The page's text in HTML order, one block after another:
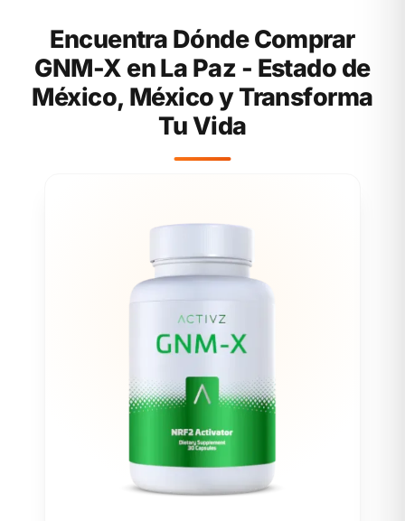
Encuentra Dónde Comprar
GNM-X en La Paz - Estado de
México, México y Transforma
Tu Vida